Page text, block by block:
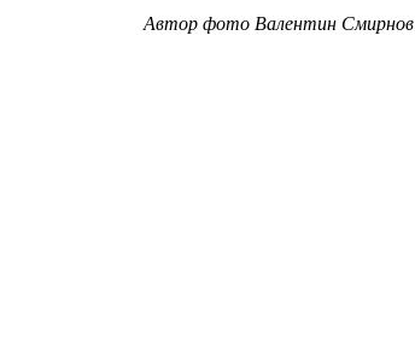
Автор фото Валентин Смирнов